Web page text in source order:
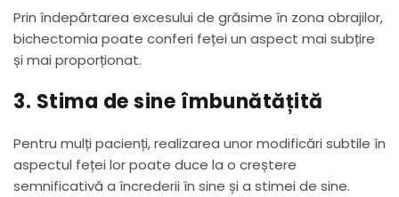
Prin îndepărtarea excesului de grăsime în zona obrajilor,
bichectomia poate conferi feței un aspect mai subțire
și mai proporționat.
3. Stima de sine îmbunătățită
Pentru mulți pacienți, realizarea unor modificări subtile în
aspectul feței lor poate duce la o creștere
semnificativă a încrederii în sine și a stimei de sine.